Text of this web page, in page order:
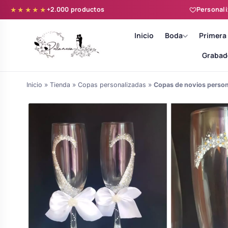
★★★★★+2.000 productos
Inicio Boda
novia y zapatillas
personalizadas
de boda
Árboles de Huellas para Primera
Comunión
Batas de comunión personalizadas
para niña
Inicio » Tienda » Copas personalizadas » Copas de novios